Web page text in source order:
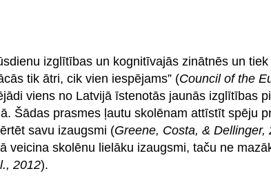
izglītības un kognitīvajās zinātnēs un
tik ātri, cik vien iespējams” (Council of the
viens no Latvijā īstenotās jaunās izglītības
Šādas prasmes ļautu skolēnam attīstīt spēju
savu izaugsmi (Greene, Costa, & Dellinger,
veicina skolēnu lielāku izaugsmi, taču ne
2012).